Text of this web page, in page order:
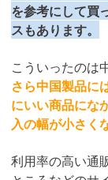
を参考にして買
スもあります。
こういったのは
さら中国製品に
にいい商品にな
入の幅が小さく
利用率の高い通